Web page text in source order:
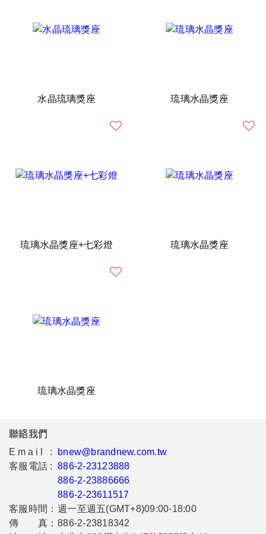
水晶琉璃獎座 琉璃水晶獎座
琉璃水晶獎座+七彩燈 琉璃水晶獎座
琉璃水晶獎座
聯絡我們
Email :
bnew@brandnew.com.tw
客服電話 : 886-2-23123888
886-2-23886666
886-2-23611517
客服時間： 週一至週五(GMT+8)09:00-18:00
傳 真： 886-2-23818342